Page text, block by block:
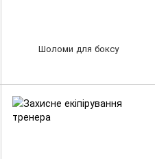
Шоломи для боксу